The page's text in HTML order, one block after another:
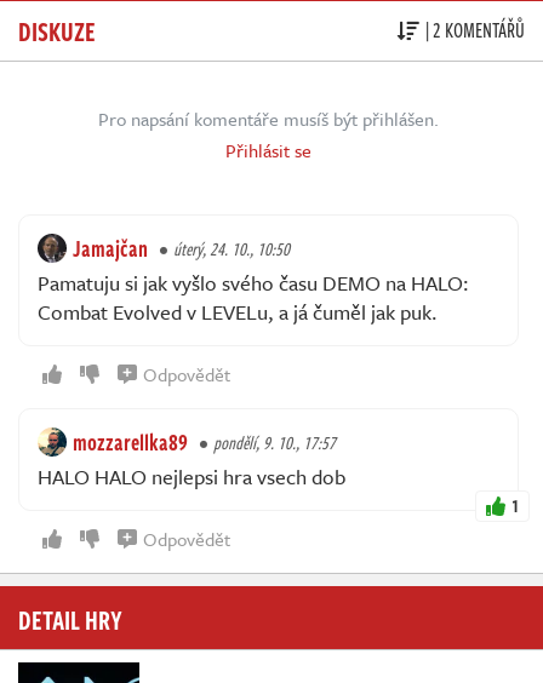
DISKUZE | 2 KOMENTÁŘŮ
Pro napsání komentáře musíš být přihlášen.
Přihlásit se
Jamajčan úterý, 24. 10., 10:50
Pamatuju si jak vyšlo svého času DEMO na HALO:
Combat Evolved v LEVELu, a já čuměl jak puk.
Odpovědět
mozzarellka89 pondělí, 9. 10., 17:57
HALO HALO nejlepsi hra vsech dob
1
Odpovědět
DETAIL HRY